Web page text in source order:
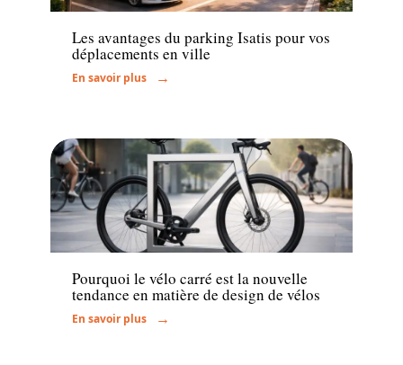
Les avantages du parking Isatis pour vos
déplacements en ville
En savoir plus
Actu
Pourquoi le vélo carré est la nouvelle
tendance en matière de design de vélos
En savoir plus